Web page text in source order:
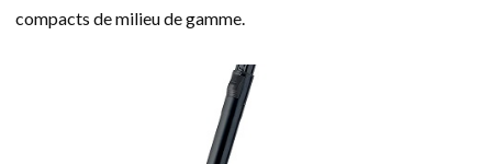
compacts de milieu de gamme.